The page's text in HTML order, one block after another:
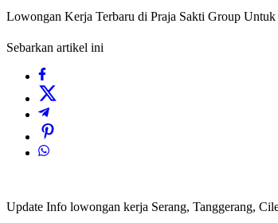
Lowongan Kerja Terbaru di Praja Sakti Group Untuk
Sebarkan artikel ini
Update Info lowongan kerja Serang, Tanggerang,